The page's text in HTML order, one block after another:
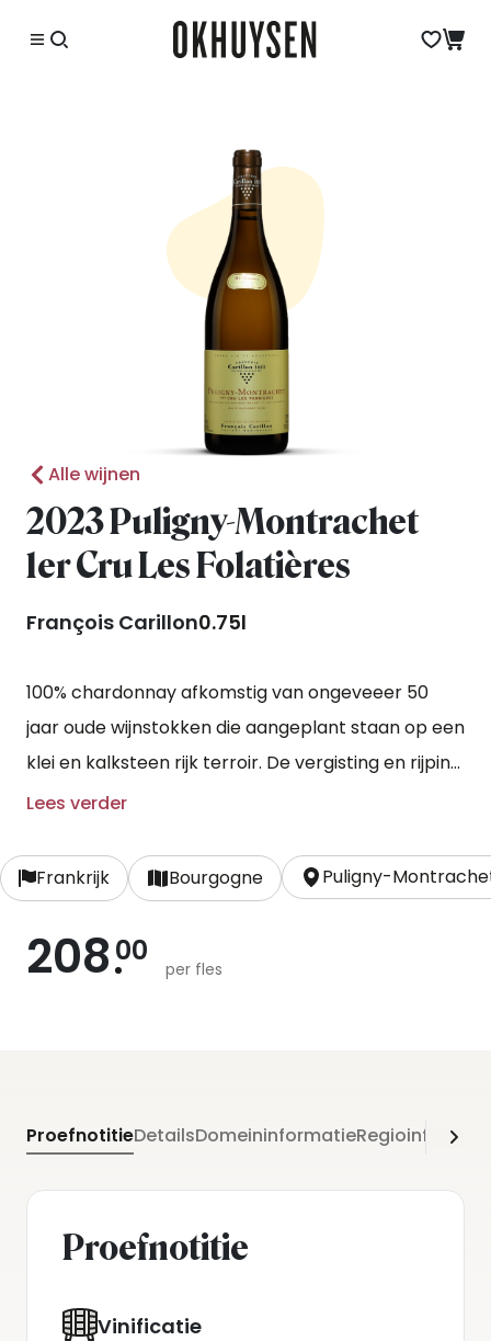
Alle wijnen
2023 Puligny-Montrachet
1er Cru Les Folatières
François Carillon0.75l
100% chardonnay afkomstig van ongeveeer 50
jaar oude wijnstokken die aangeplant staan op een
klei en kalksteen rijk terroir. De vergisting en rijping
vindt plaats in houten vaten op de droesem voor
Lees verder
Frankrijk Bourgogne Puligny-
208 00
per fles
ProefnotitieDetailsDomeininformatie
Proefnotitie
Vinificatie